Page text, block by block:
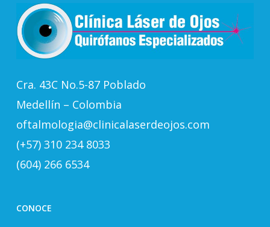
Cra. 43C No.5-87 Poblado
Medellín – Colombia
oftalmologia@clinicalaserdeojos.com
(+57) 310 234 8033
(604) 266 6534
CONOCE